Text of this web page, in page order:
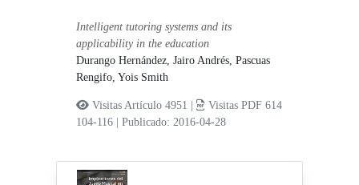
Intelligent tutoring systems and its
applicability in the education
Durango Hernández, Jairo Andrés,Pascuas
Rengifo, Yois Smith
Visitas Artículo 4951 |
Visitas PDF 614
104-116
|Publicado: 2016-04-28